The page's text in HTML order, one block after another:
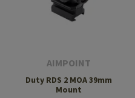
AIMPOINT
Duty RDS 2 MOA 39mm
Mount